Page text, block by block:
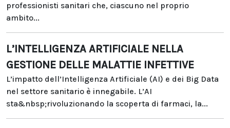
professionisti sanitari che, ciascuno nel proprio
ambito...
L’INTELLIGENZA ARTIFICIALE NELLA
GESTIONE DELLE MALATTIE INFETTIVE
L’impatto dell’Intelligenza Artificiale (AI) e dei Big Data
nel settore sanitario è innegabile. L’AI
sta&nbsp;rivoluzionando la scoperta di farmaci, la...